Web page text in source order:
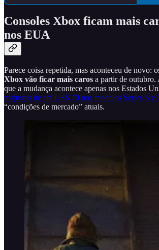
Consoles Xbox ficam mais
nos EUA
Parece coisa repetida, mas aconteceu de novo:
Xbox vão ficar mais caros a partir de outubro.
que a mudança acontece apenas nos Estados
reajustes de até US$ 70 nos modelos Series S e
“condições de mercado” atuais.